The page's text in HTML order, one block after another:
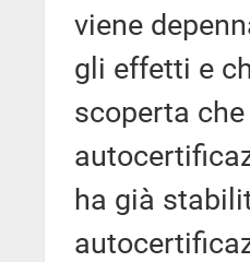
viene
gli effetti e
scoperta
ha già